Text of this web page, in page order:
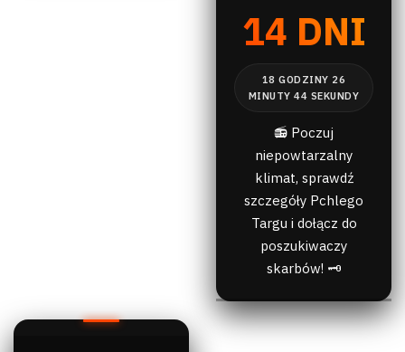
14 DNI
📻 Poczuj
niepowtarzalny
klimat, sprawdź
szczegóły Pchlego
Targu i dołącz do
poszukiwaczy
skarbów! 🗝️